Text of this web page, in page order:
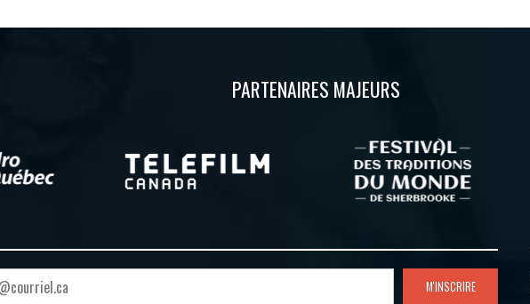
PARTENAIRES MAJEURS
M'INSCRIRE